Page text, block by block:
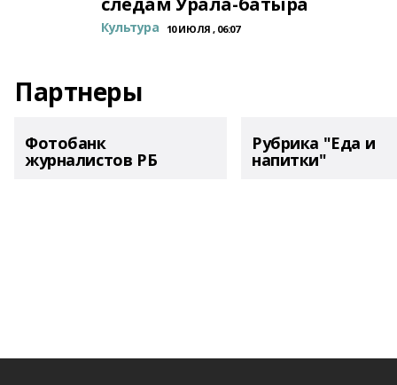
Культура 10 ИЮЛЯ , 06:07
Партнеры
Фотобанк
журналистов РБ
Рубрика "Еда и
напитки"